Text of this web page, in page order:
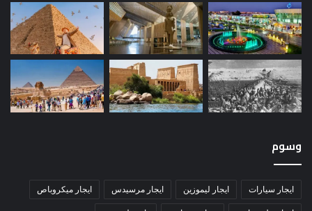
وسوم
ايجار سيارات ايجار ليموزين ايجار مرسيدس ايجار ميكروباص